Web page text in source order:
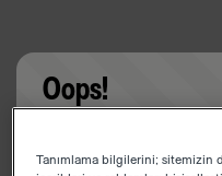
Oops!
app
Tanımlama bilgilerini; sitemizin